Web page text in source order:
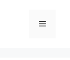
메